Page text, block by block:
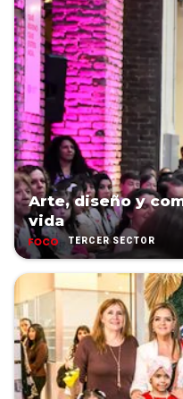
Arte, diseño y
vida
TERCER SECTOR